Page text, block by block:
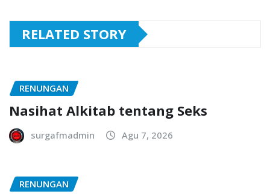
RELATED STORY
RENUNGAN
Nasihat Alkitab tentang Seks
surgafmadmin Agu 7, 2026
RENUNGAN